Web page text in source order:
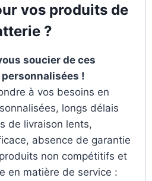
vos produits de
?
soucier de ces
!
à vos besoins en
longs délais
de livraison lents,
absence de garantie
non compétitifs et
en matière de service :